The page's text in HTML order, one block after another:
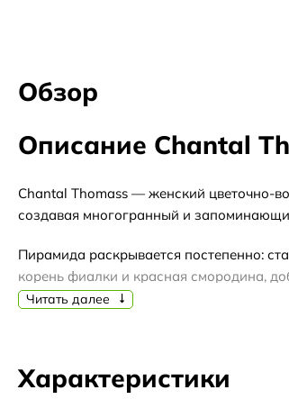
Обзор
Описание Chantal
Chantal Thomass — женский цветочно-
создавая многогранный и
Пирамида раскрывается постепенно:
корень фиалки и красная смородина,
глубину, оставляя уютный шлейф.
для подарка или личной коллекции.
Читать далее
Характеристики